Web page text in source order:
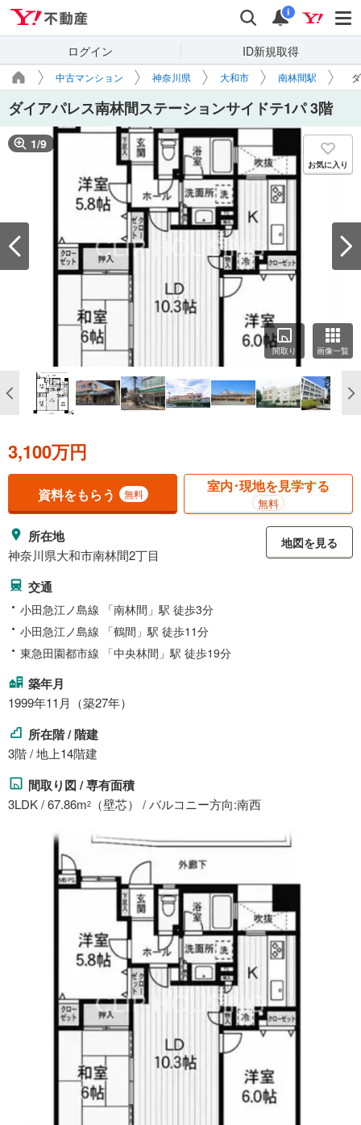
検索 通知
i
ログイン ID新規取得
中古マンション 神奈川県 大和市 南林間駅
ダイアパレス南林間ステーションサイドテ1パ 3階
1/9
お気に入り
間取り 画像一覧
3,100万円
資料をもらう 無料 室内･現地を見学する
無料
所在地
神奈川県大和市南林間2丁目
地図を見る
交通
小田急江ノ島線 「南林間」駅 徒歩3分
小田急江ノ島線 「鶴間」駅 徒歩11分
東急田園都市線 「中央林間」駅 徒歩19分
築年月
1999年11月（築27年）
所在階 / 階建
3階 / 地上14階建
間取り図 / 専有面積
3LDK / 67.86m2 （壁芯） / バルコニー方向:南西